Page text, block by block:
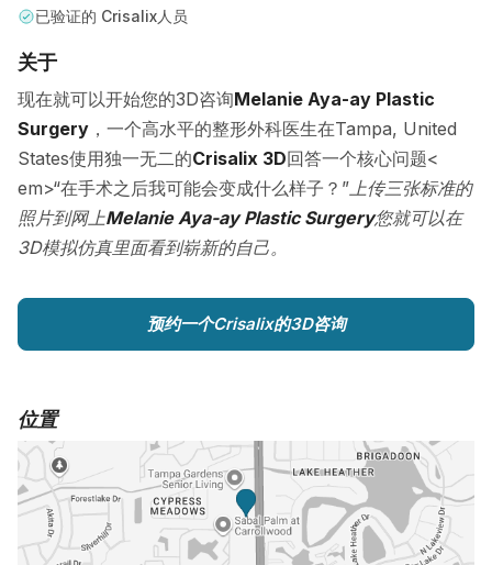
已验证的 Crisalix人员
关于
现在就可以开始您的3D咨询Melanie Aya-ay Plastic
Surgery ，一个高水平的整形外科医生在Tampa, United
States使用独一无二的Crisalix 3D回答一个核心问题<
em>“在手术之后我可能会变成什么样子？” 上传三张标准的
照片到网上Melanie Aya-ay Plastic Surgery您就可以在
3D模拟仿真里面看到崭新的自己。
预约一个Crisalix的3D咨询
位置